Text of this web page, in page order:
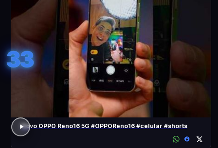
33
Novo OPPO Reno16 5G #OPPOReno16 #celular #shorts